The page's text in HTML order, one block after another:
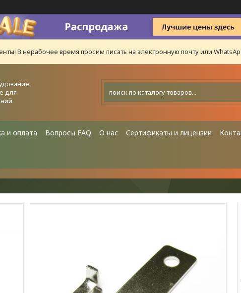
В нерабочее время просим писать на электронную почту или
для
и оплата Вопросы FAQ О нас Сертификаты и лицензии